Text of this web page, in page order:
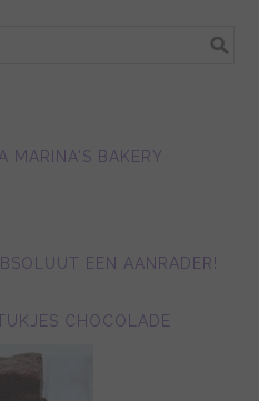
MARINA'S BAKERY
EEN AANRADER!
CHOCOLADE